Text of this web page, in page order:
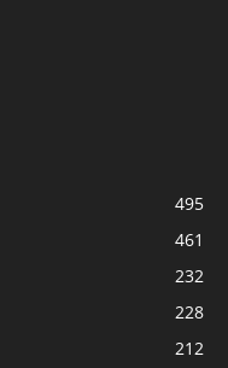
495
461
232
228
212